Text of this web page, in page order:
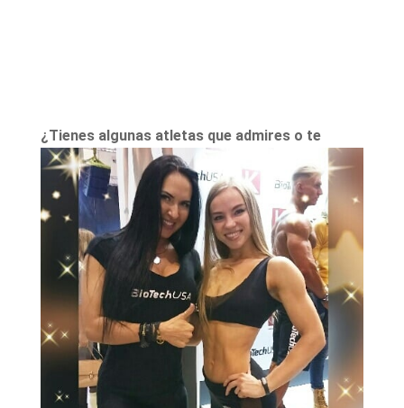
¿Tienes algunas atletas que admires o te